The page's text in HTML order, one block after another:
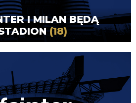
I MILAN BĘDĄ
(18)